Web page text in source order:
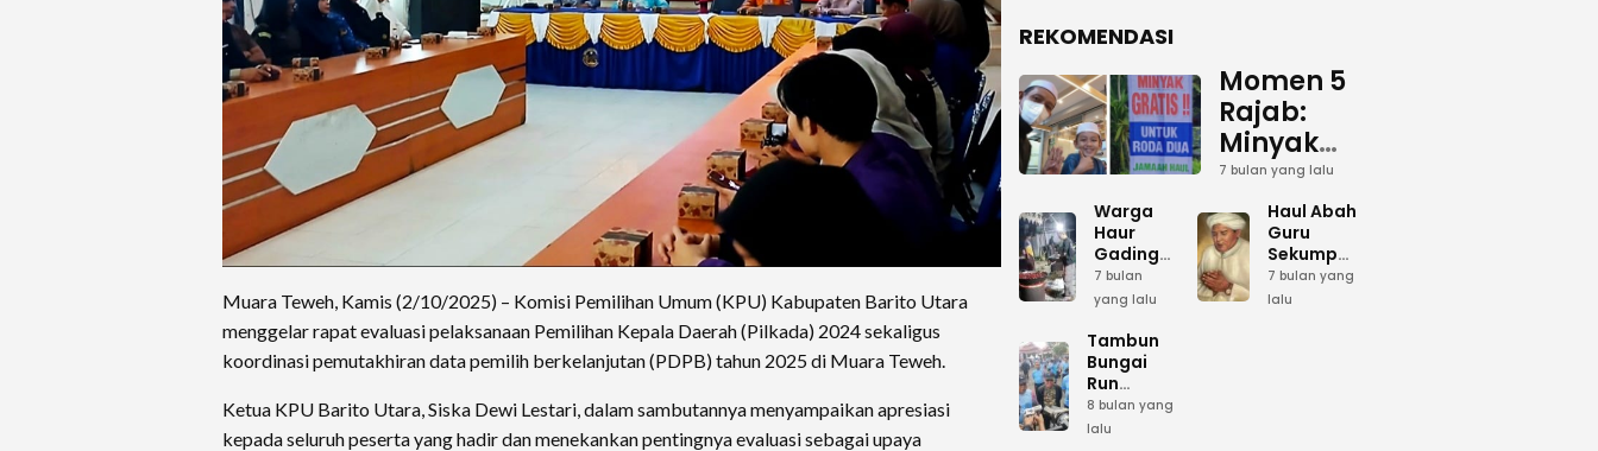
Muara Teweh, Kamis (2/10/2025) – Komisi Pemilihan Umum (KPU) Kabupaten Barito Utara
menggelar rapat evaluasi pelaksanaan Pemilihan Kepala Daerah (Pilkada) 2024 sekaligus
koordinasi pemutakhiran data pemilih berkelanjutan (PDPB) tahun 2025 di Muara Teweh.
Ketua KPU Barito Utara, Siska Dewi Lestari, dalam sambutannya menyampaikan apresiasi
kepada seluruh peserta yang hadir dan menekankan pentingnya evaluasi sebagai upaya
REKOMENDASI
Momen 5
Rajab:
Minyak
Gratis
dan Cinta
yang
Terus
Mengalir
7 bulan yang lalu
Warga
Haur
Gading
Siapkan
Bumbu
Umum
Sambut 5
Rajab di
Sekumpul
7 bulan
yang lalu
Haul Abah
Guru
Sekumpul:
Ketika
Lautan
7 bulan yang
lalu
Tambun
Bungai
Run
Meriahkan
Hari Bela
8 bulan yang
lalu